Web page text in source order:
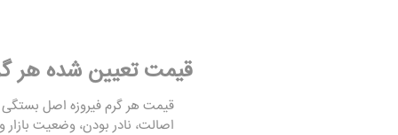
قیمت تعیین شده هر
قیمت هر گرم فیروزه اصل بستگی
اصالت، نادر بودن، وضعیت